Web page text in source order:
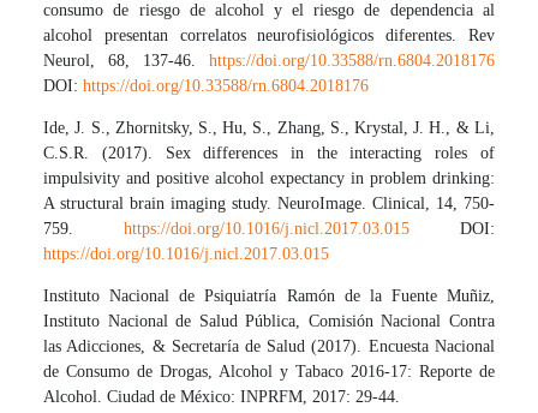
consumo de riesgo de alcohol y el riesgo de dependencia al
alcohol presentan correlatos neurofisiológicos diferentes. Rev
Neurol, 68, 137-46. https://doi.org/10.33588/rn.6804.2018176
DOI:https://doi.org/10.33588/rn.6804.2018176
Ide, J. S., Zhornitsky, S., Hu, S., Zhang, S., Krystal, J. H., & Li,
C.S.R. (2017). Sex differences in the interacting roles of
impulsivity and positive alcohol expectancy in problem drinking:
A structural brain imaging study. NeuroImage. Clinical, 14, 750-
759. https://doi.org/10.1016/j.nicl.2017.03.015 DOI:
https://doi.org/10.1016/j.nicl.2017.03.015
Instituto Nacional de Psiquiatría Ramón de la Fuente Muñiz,
Instituto Nacional de Salud Pública, Comisión Nacional Contra
las Adicciones, & Secretaría de Salud (2017). Encuesta Nacional
de Consumo de Drogas, Alcohol y Tabaco 2016-17: Reporte de
Alcohol. Ciudad de México: INPRFM, 2017: 29-44.